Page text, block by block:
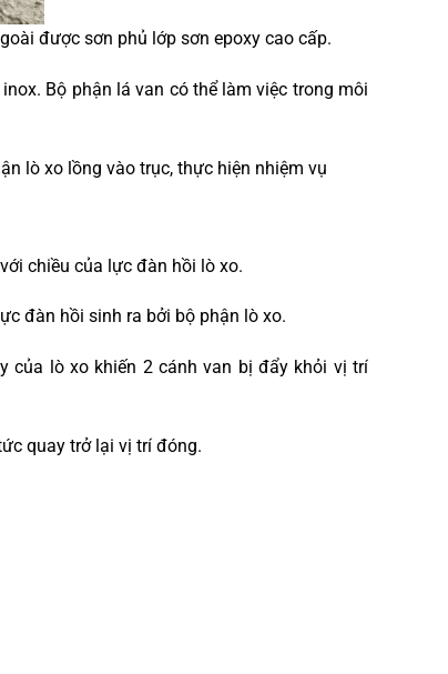
được sơn phủ lớp sơn epoxy cao cấp.
Bộ phận lá van có thể làm việc trong môi
lò xo lồng vào trục, thực hiện nhiệm vụ
chiều của lực đàn hồi lò xo.
đàn hồi sinh ra bởi bộ phận lò xo.
của lò xo khiến 2 cánh van bị đẩy khỏi vị trí
quay trở lại vị trí đóng.